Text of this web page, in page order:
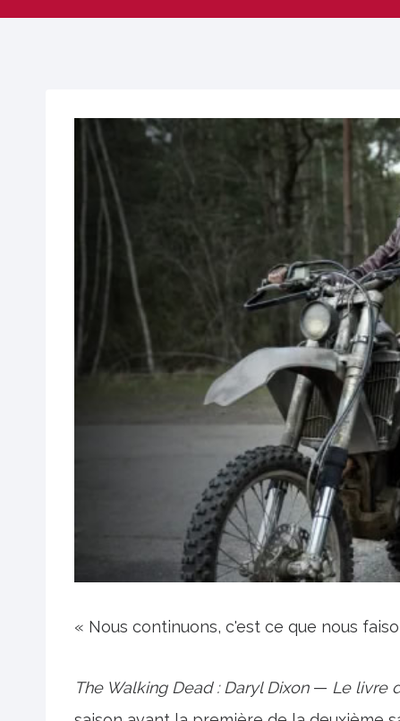
« Nous continuons, c'est ce que nous
The Walking Dead : Daryl Dixon — Le livre